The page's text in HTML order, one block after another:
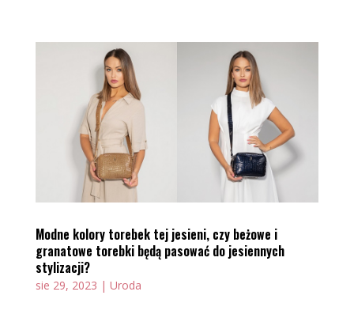
Modne kolory torebek tej jesieni, czy beżowe i
granatowe torebki będą pasować do jesiennych
stylizacji?
sie 29, 2023 | Uroda